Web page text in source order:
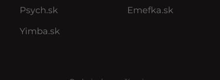
Psych.sk
Yimba.sk
Emefka.sk